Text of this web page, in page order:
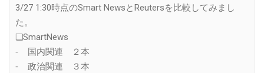
3/27 1:30時点のSmart NewsとReutersを比較してみまし
た。
❏SmartNews
⁃ 国内関連 ２本
⁃ 政治関連 ３本